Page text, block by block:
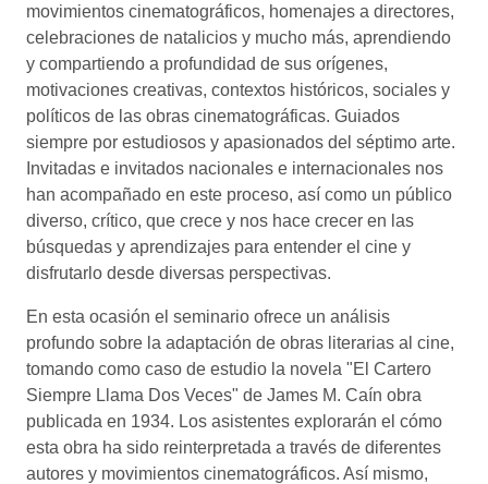
movimientos cinematográficos, homenajes a directores,
celebraciones de natalicios y mucho más, aprendiendo
y compartiendo a profundidad de sus orígenes,
motivaciones creativas, contextos históricos, sociales y
políticos de las obras cinematográficas. Guiados
siempre por estudiosos y apasionados del séptimo arte.
Invitadas e invitados nacionales e internacionales nos
han acompañado en este proceso, así como un público
diverso, crítico, que crece y nos hace crecer en las
búsquedas y aprendizajes para entender el cine y
disfrutarlo desde diversas perspectivas.
En esta ocasión el seminario ofrece un análisis
profundo sobre la adaptación de obras literarias al cine,
tomando como caso de estudio la novela "El Cartero
Siempre Llama Dos Veces" de James M. Caín obra
publicada en 1934. Los asistentes explorarán el cómo
esta obra ha sido reinterpretada a través de diferentes
autores y movimientos cinematográficos. Así mismo,